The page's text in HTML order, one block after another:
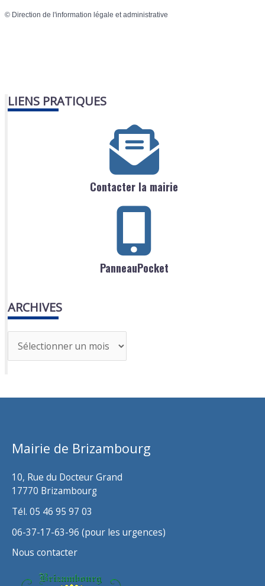
© Direction de l'information légale et administrative
LIENS PRATIQUES
Contacter la mairie
PanneauPocket
ARCHIVES
r
h
Mairie de Brizambourg
10, Rue du Docteur Grand
17770 Brizambourg
Tél. 05 46 95 97 03
06-37-17-63-96 (pour les urgences)
Nous contacter